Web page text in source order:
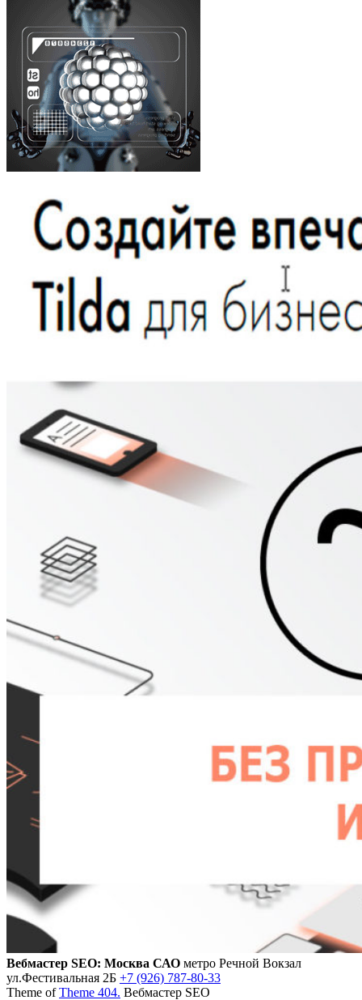
Вебмастер SEO: Москва САО метро Речной Вокзал
ул.Фестивальная 2Б +7 (926) 787-80-33
Theme ofTheme 404. Вебмастер SEO